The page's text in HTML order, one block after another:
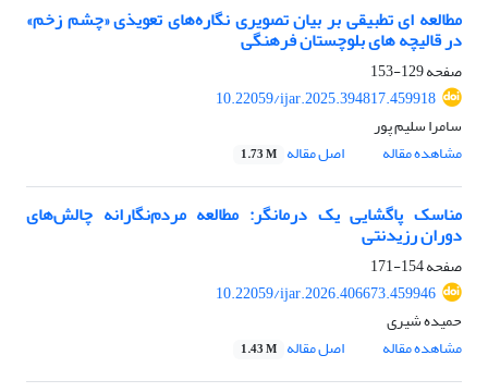
مطالعه ای تطبیقی بر بیان تصویری نگاره‌های تعویذی «چشم زخم»
در قالیچه های بلوچستان فرهنگی
صفحه129-153
10.22059/ijar.2025.394817.459918
سامرا سلیم پور
مشاهده مقاله
اصل مقاله 1.73 M
مناسک پاگشایی یک درمانگر: مطالعه مردم‌نگارانه چالش‌های
دوران رزیدنتی
صفحه154-171
10.22059/ijar.2026.406673.459946
حمیده شیری
مشاهده مقاله
اصل مقاله 1.43 M